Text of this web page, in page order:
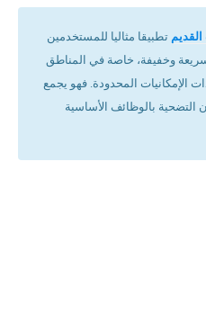
تطبيقا مثاليا للمستخدمين
وخفيفة، خاصة في المناطق
الإمكانيات المحدودة. فهو يجمع
التضحية بالوظائف الأساسية